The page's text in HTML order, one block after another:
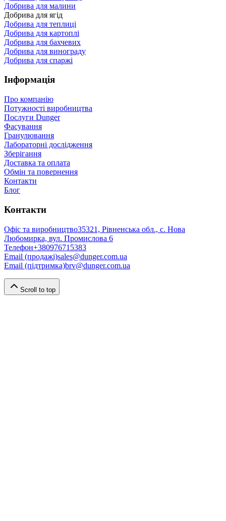
Добрива для малини
Добрива для ягід
Добрива для теплиці
Добрива для картоплі
Добрива для бахчевих
Добрива для винограду
Добрива для спаржі
Інформація
Про компанію
Потужності виробництва
Послуги Dunger
Фасування
Гранулювання
Лабораторні дослідження
Зберігання
Доставка та оплата
Обмін та повернення
Контакти
Блог
Контакти
Офіс та виробництво35321, Рівненська обл., с. Нова
Любомирка, вул. Промислова 6
Телефон+380976715383
Email (продажі)sales@dunger.com.ua
Email (підтримка)brv@dunger.com.ua
Scroll to top